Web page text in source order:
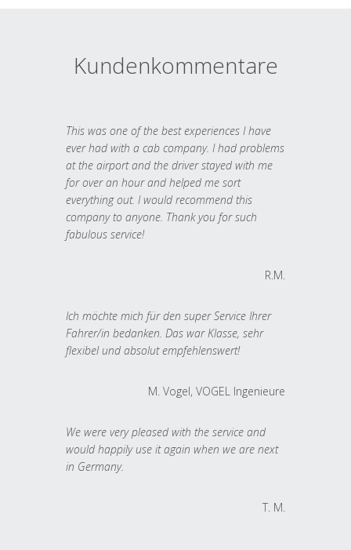
Kundenkommentare
This was one of the best experiences I have
ever had with a cab company. I had problems
at the airport and the driver stayed with me
for over an hour and helped me sort
everything out. I would recommend this
company to anyone. Thank you for such
fabulous service!
R.M.
Ich möchte mich für den super Service Ihrer
Fahrer/in bedanken. Das war Klasse, sehr
flexibel und absolut empfehlenswert!
M. Vogel, VOGEL Ingenieure
We were very pleased with the service and
would happily use it again when we are next
in Germany.
T. M.